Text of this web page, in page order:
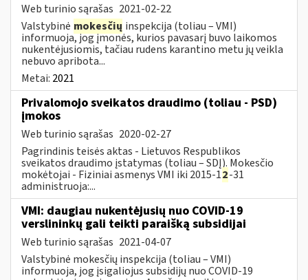
Web turinio sąrašas 2021-02-22
Valstybinė mokesčių inspekcija (toliau – VMI)
informuoja, jog įmonės, kurios pavasarį buvo laikomos
nukentėjusiomis, tačiau rudens karantino metu jų veikla
nebuvo apribota...
Metai: 2021
Privalomojo sveikatos draudimo (toliau - PSD)
įmokos
Web turinio sąrašas 2020-02-27
Pagrindinis teisės aktas - Lietuvos Respublikos
sveikatos draudimo įstatymas (toliau – SDĮ). Mokesčio
mokėtojai - Fiziniai asmenys VMI iki 2015-12-31
administruoja:...
VMI: daugiau nukentėjusių nuo COVID-19
verslininkų gali teikti paraišką subsidijai
Web turinio sąrašas 2021-04-07
Valstybinė mokesčių inspekcija (toliau – VMI)
informuoja, jog įsigaliojus subsidijų nuo COVID-19